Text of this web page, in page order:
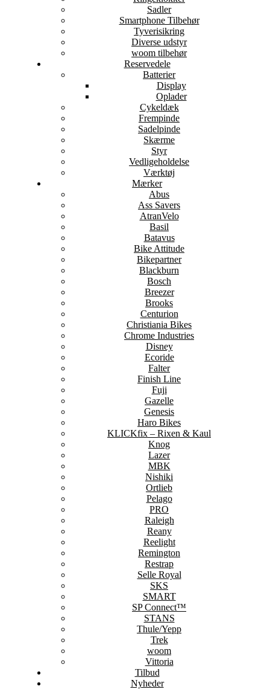
Sadler
Smartphone Tilbehør
Tyverisikring
Diverse udstyr
woom tilbehør
Reservedele
Batterier
Display
Oplader
Cykeldæk
Frempinde
Sadelpinde
Skærme
Styr
Vedligeholdelse
Værktøj
Mærker
Abus
Ass Savers
AtranVelo
Basil
Batavus
Bike Attitude
Bikepartner
Blackburn
Bosch
Breezer
Brooks
Centurion
Christiania Bikes
Chrome Industries
Disney
Ecoride
Falter
Finish Line
Fuji
Gazelle
Genesis
Haro Bikes
KLICKfix – Rixen & Kaul
Knog
Lazer
MBK
Nishiki
Ortlieb
Pelago
PRO
Raleigh
Reany
Reelight
Remington
Restrap
Selle Royal
SKS
SMART
SP Connect™
STANS
Thule/Yepp
Trek
woom
Vittoria
Tilbud
Nyheder